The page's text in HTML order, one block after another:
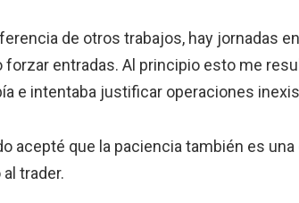
de otros trabajos, hay jornadas
forzar entradas. Al principio esto me
e intentaba justificar operaciones
acepté que la paciencia también es
trader.